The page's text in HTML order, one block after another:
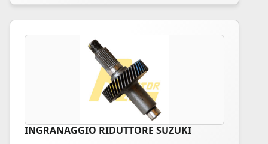
INGRANAGGIO RIDUTTORE SUZUKI